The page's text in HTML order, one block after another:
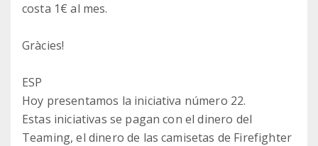
costa 1€ al mes.
Gràcies!
ESP
Hoy presentamos la iniciativa número 22.
Estas iniciativas se pagan con el dinero del
Teaming, el dinero de las camisetas de Firefighter